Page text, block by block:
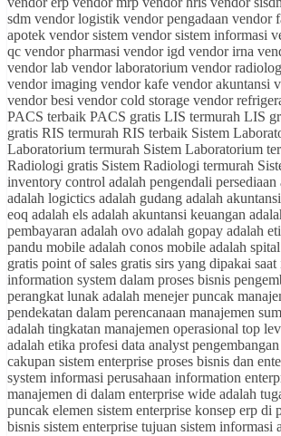
sdm vendor logistik vendor pengadaan vendor
apotek vendor sistem vendor sistem informasi
qc vendor pharmasi vendor igd vendor irna
vendor lab vendor laboratorium vendor
vendor imaging vendor kafe vendor akuntansi
vendor besi vendor cold storage vendor
PACS terbaik PACS gratis LIS termurah LIS
gratis RIS termurah RIS terbaik Sistem
Laboratorium termurah Sistem Laboratorium
Radiologi gratis Sistem Radiologi termurah
inventory control adalah pengendali
adalah logictics adalah gudang adalah
eoq adalah els adalah akuntansi keuangan
pembayaran adalah ovo adalah gopay adalah
pandu mobile adalah conos mobile adalah
gratis point of sales gratis sirs yang dipakai
information system dalam proses bisnis
perangkat lunak adalah menejer puncak
pendekatan dalam perencanaan manajemen
adalah tingkatan manajemen operasional top
adalah etika profesi data analyst
cakupan sistem enterprise proses bisnis dan
system informasi perusahaan information
manajemen di dalam enterprise wide adalah
puncak elemen sistem enterprise konsep erp di
bisnis sistem enterprise tujuan sistem informasi